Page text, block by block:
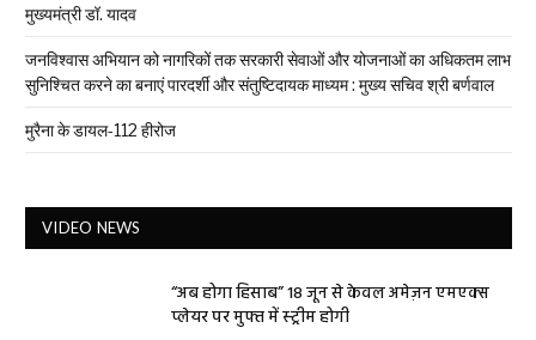
मुख्यमंत्री डॉ. यादव
जनविश्वास अभियान को नागरिकों तक सरकारी सेवाओं और योजनाओं का अधिकतम लाभ
सुनिश्चित करने का बनाएं पारदर्शी और संतुष्टिदायक माध्यम : मुख्य सचिव श्री बर्णवाल
मुरैना के डायल-112 हीरोज
VIDEO NEWS
“अब होगा हिसाब” 18 जून से केवल अमेज़न एमएक्स
प्लेयर पर मुफ्त में स्ट्रीम होगी